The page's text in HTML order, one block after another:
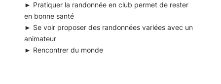
► Pratiquer la randonnée en club permet de rester
en bonne santé
► Se voir proposer des randonnées variées avec un
animateur
► Rencontrer du monde